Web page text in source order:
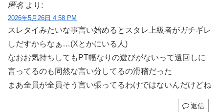
匿名 より:
2026年5月26日 4:58 PM
スレタイみたいな事言い始めるとスタレ上級者がガチギレ
しだすからなぁ…(Xとかにいる人)
なおお気持ちしてもPT幅なりの遊びがないって遠回しに
言ってるのも同然な言い分してるの滑稽だった
まあ全員が全員そう言い張ってるわけではないんだけどね
返信